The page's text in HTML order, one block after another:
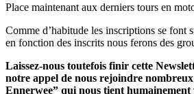
Place maintenant aux derniers tours en
Comme d’habitude les inscriptions se font
en fonction des inscrits nous ferons des
Laissez-nous toutefois finir cette
notre appel de nous rejoindre
Ennerwee” qui nous tient